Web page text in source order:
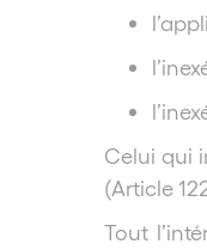
Celui qui
(Article
Tout